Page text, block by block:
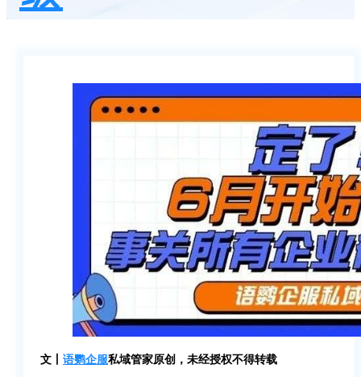
文丨 语鹦企服私域管家原创，未经授权不得转载